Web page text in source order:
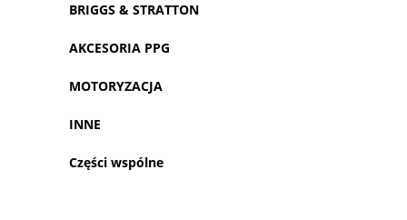
BRIGGS & STRATTON
AKCESORIA PPG
MOTORYZACJA
INNE
Części wspólne